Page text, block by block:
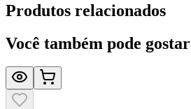
Produtos relacionados
Você também pode gostar